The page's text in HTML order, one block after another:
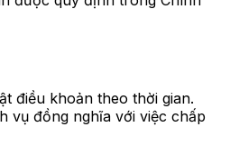
điều khoản theo thời gian.
vụ đồng nghĩa với việc chấp